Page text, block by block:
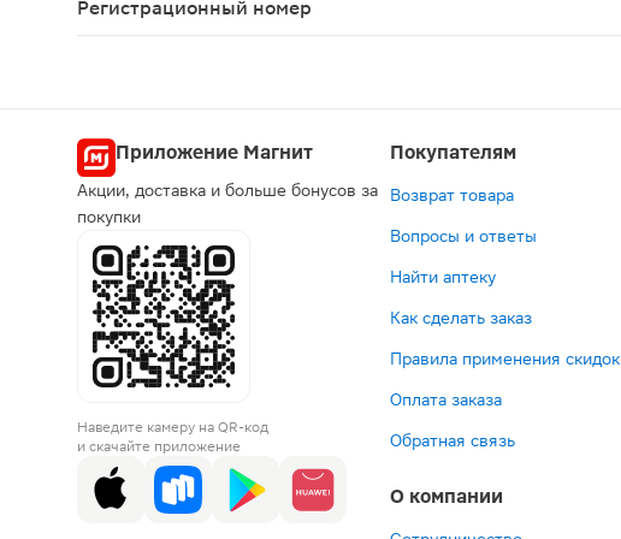
Регистрационный номер
Приложение Магнит
Акции, доставка и больше бонусов за
покупки
Наведите камеру на QR-код
и скачайте приложение
Покупателям
Возврат товара
Вопросы и ответы
Найти аптеку
Как сделать заказ
Правила применения скидок
Оплата заказа
Обратная связь
О компании